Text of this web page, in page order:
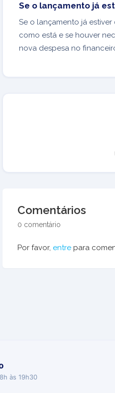
Se o lançamento já
Se o lançamento já
como está e se houver
nova despesa no
Comentários
0 comentário
Por favor, entre para
às 19h30